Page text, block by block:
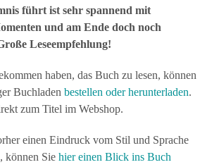
führt ist sehr spannend mit
und am Ende doch noch
Leseempfehlung!
haben, das Buch zu lesen, können
Buchladen bestellen oder herunterladen.
zum Titel im Webshop.
einen Eindruck vom Stil und Sprache
können Sie hier einen Blick ins Buch